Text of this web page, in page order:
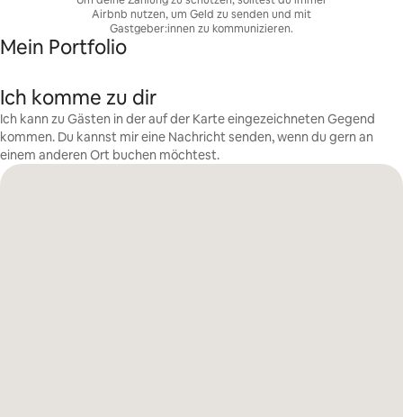
Airbnb nutzen, um Geld zu senden und mit
Gastgeber:innen zu kommunizieren.
Mein Portfolio
Ich komme zu dir
Ich kann zu Gästen in der auf der Karte eingezeichneten Gegend
kommen. Du kannst mir eine Nachricht senden, wenn du gern an
einem anderen Ort buchen möchtest.